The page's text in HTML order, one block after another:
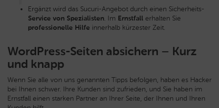
Ergänzt wird das Sucuri-Angebot durch einen Sicherheits-
Service von Spezialisten. Im Ernstfall erhalten Sie
professionelle Hilfe innerhalb kürzester Zeit.
WordPress-Seiten absichern – Kurz
und knapp
Wenn Sie alle von uns genannten Tipps befolgen, haben es Hacker
bei Ihnen schwer. Ihre Kunden sind zufrieden, und Sie haben im
Ernstfall einen starken Partner an Ihrer Seite, der Ihnen und Ihren